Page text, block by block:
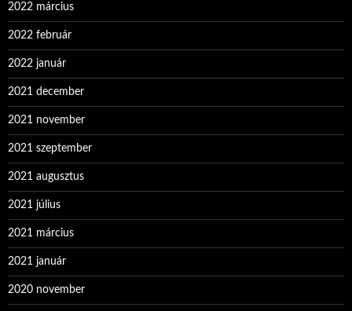
2022 március
2022 február
2022 január
2021 december
2021 november
2021 szeptember
2021 augusztus
2021 július
2021 március
2021 január
2020 november